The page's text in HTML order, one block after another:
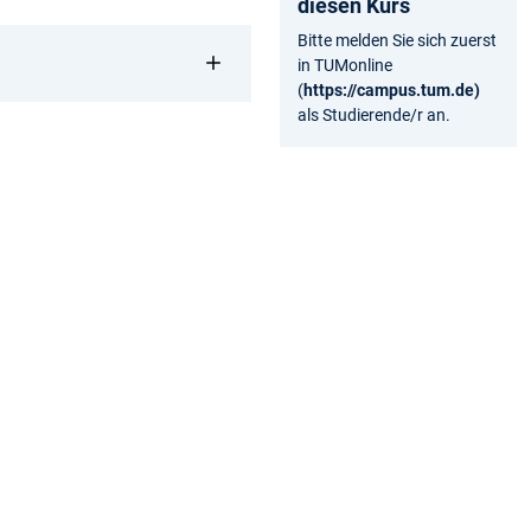
Bitte melden Sie sich zuerst
in TUMonline
(https://campus.tum.de)
als Studierende/r an.